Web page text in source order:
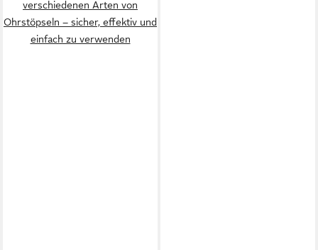
verschiedenen Arten von
Ohrstöpseln – sicher, effektiv und
einfach zu verwenden